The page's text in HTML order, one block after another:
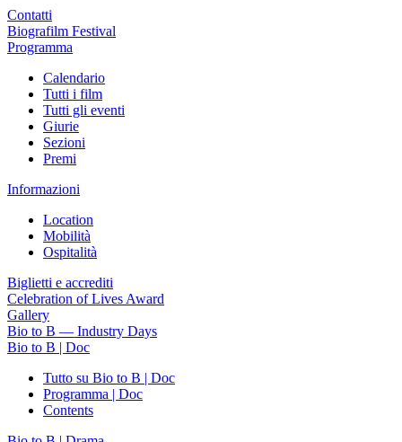
Contatti
Biografilm Festival
Programma
Calendario
Tutti i film
Tutti gli eventi
Giurie
Sezioni
Premi
Informazioni
Location
Mobilità
Ospitalità
Biglietti e accrediti
Celebration of Lives Award
Gallery
Bio to B — Industry Days
Bio to B | Doc
Tutto su Bio to B | Doc
Programma | Doc
Contents